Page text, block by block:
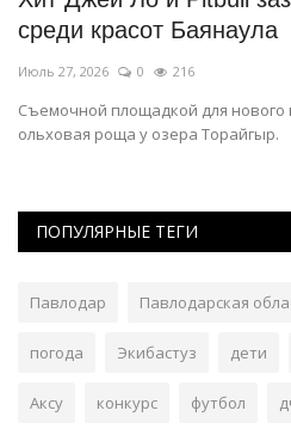
среди красот Баянаула
Июль 27, 2026 0 216
Съемочной площадкой для нового
ольховая роща у озера Торайгыр.
ПОПУЛЯРНЫЕ ТЕГИ
Павлодар Павлодарская
погода Экибастуз дети
Аксу конкурс футбол